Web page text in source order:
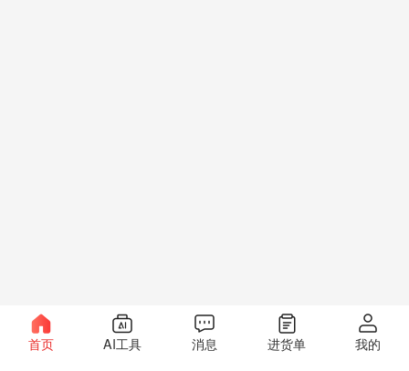
首页 AI工具 消息 进货单 我的